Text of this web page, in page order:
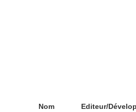
Nom Editeur/